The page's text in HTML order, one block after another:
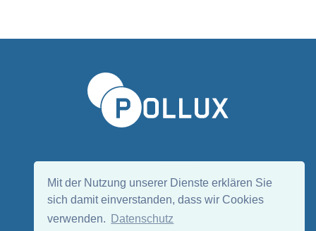
Mit der Nutzung unserer Dienste erklären Sie
sich damit einverstanden, dass wir Cookies
verwenden.
Datenschutz
EN